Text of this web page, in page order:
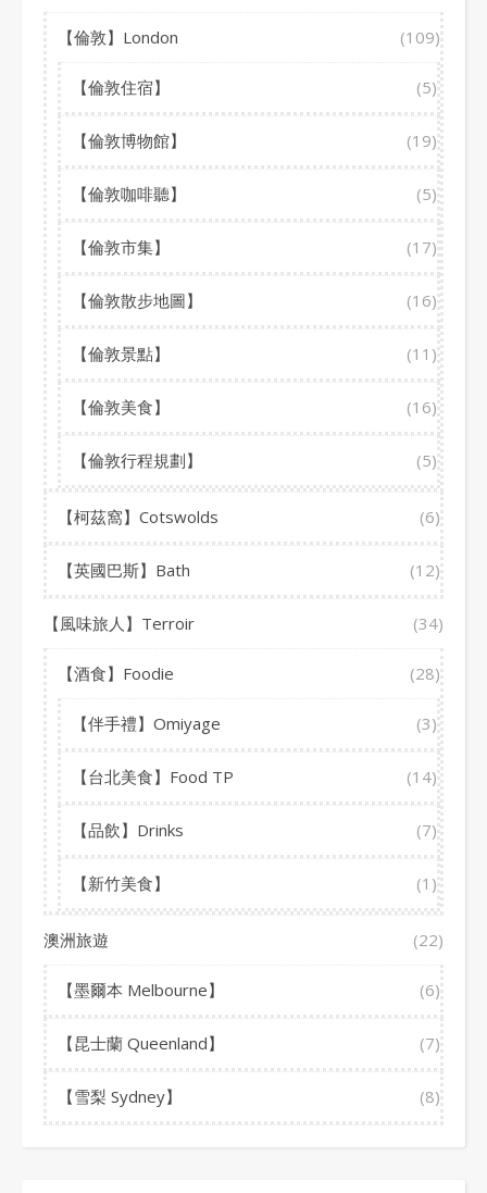
【倫敦】London (109)
【倫敦住宿】 (5)
【倫敦博物館】 (19)
【倫敦咖啡聽】 (5)
【倫敦市集】 (17)
【倫敦散步地圖】 (16)
【倫敦景點】 (11)
【倫敦美食】 (16)
【倫敦行程規劃】 (5)
【柯茲窩】Cotswolds (6)
【英國巴斯】Bath (12)
【風味旅人】Terroir (34)
【酒食】Foodie (28)
【伴手禮】Omiyage (3)
【台北美食】Food TP (14)
【品飲】Drinks (7)
【新竹美食】 (1)
澳洲旅遊 (22)
【墨爾本 Melbourne】 (6)
【昆士蘭 Queenland】 (7)
【雪梨 Sydney】 (8)